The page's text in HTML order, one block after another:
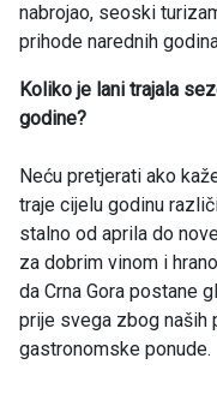
nabrojao, seoski
prihode narednih
Koliko je lani trajala
godine?
Neću pretjerati ako
traje cijelu godinu
stalno od aprila do
za dobrim vinom i
da Crna Gora postane
prije svega zbog naših
gastronomske ponude.